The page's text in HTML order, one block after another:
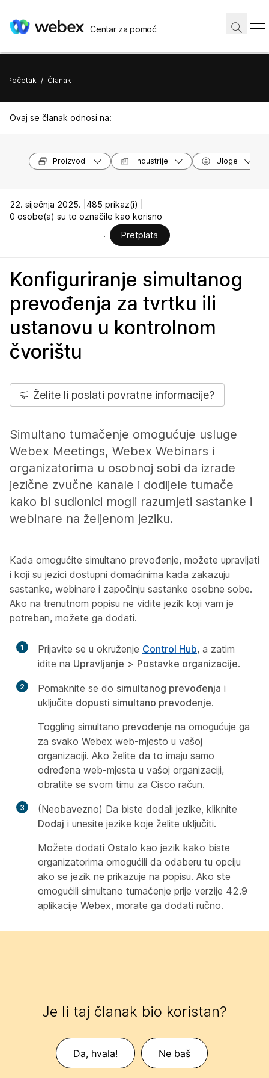
Centar za pomoć
Početak / Članak
Ovaj se članak odnosi na:
Proizvodi Industrije Uloge
22. siječnja 2025. | 485 prikaz(i) |
0 osobe(a) su to označile kao korisno
Pretplata
Konfiguriranje simultanog
prevođenja za tvrtku ili
ustanovu u kontrolnom
čvorištu
Želite li poslati povratne informacije?
Simultano tumačenje omogućuje usluge
Webex Meetings, Webex Webinars i
organizatorima u osobnoj sobi da izrade
jezične zvučne kanale i dodijele tumače
kako bi sudionici mogli razumjeti sastanke i
webinare na željenom jeziku.
Kada omogućite simultano prevođenje, možete upravljati
i koji su jezici dostupni domaćinima kada zakazuju
sastanke, webinare i započinju sastanke osobne sobe.
Ako na trenutnom popisu ne vidite jezik koji vam je
potreban, možete ga dodati.
1 Prijavite se u okruženje Control Hub, a zatim
idite na Upravljanje > Postavke organizacije.
2 Pomaknite se do simultanog prevođenja i
uključite dopusti simultano prevođenje.
Toggling simultano prevođenje na omogućuje ga
za svako Webex web-mjesto u vašoj
organizaciji. Ako želite da to imaju samo
određena web-mjesta u vašoj organizaciji,
obratite se svom timu za Cisco račun.
3
(Neobavezno) Da biste dodali jezike, kliknite
Dodaj i unesite jezike koje želite uključiti.
Možete dodati Ostalo kao jezik kako biste
organizatorima omogućili da odaberu tu opciju
ako se jezik ne prikazuje na popisu. Ako ste
omogućili simultano tumačenje prije verzije 42.9
aplikacije Webex, morate ga dodati ručno.
Je li taj članak bio koristan?
Da, hvala! Ne baš